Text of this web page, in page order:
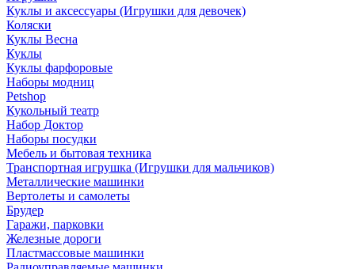
Куклы и аксессуары (Игрушки для девочек)
Коляски
Куклы Весна
Куклы
Куклы фарфоровые
Наборы модниц
Petshop
Кукольный театр
Набор Доктор
Наборы посудки
Мебель и бытовая техника
Транспортная игрушка (Игрушки для мальчиков)
Металлические машинки
Вертолеты и самолеты
Брудер
Гаражи, парковки
Железные дороги
Пластмассовые машинки